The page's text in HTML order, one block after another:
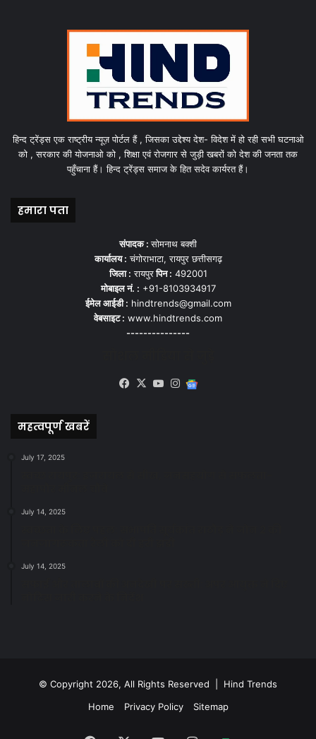
हिन्द ट्रेंड्स एक राष्ट्रीय न्यूज़ पोर्टल हैं , जिसका उद्देश्य देश- विदेश में हो रही सभी घटनाओ
को , सरकार की योजनाओ को , शिक्षा एवं रोजगार से जुड़ी खबरों को देश की जनता तक
पहुँचाना हैं। हिन्द ट्रेंड्स समाज के हित सदेव कार्यरत हैं।
हमारा पता
संपादक :सोमनाथ बक्शी
कार्यालय : चंगोराभाटा, रायपुर छत्तीसगढ़
जिला : रायपुरपिन : 492001
मोबाइल नं. : +91-8103934917
ईमेल आईडी : hindtrends@gmail.com
वेबसाइट : www.hindtrends.com
---------------
Facebook
X YouTubeInstagram
महत्वपूर्ण खबरें
July 17, 2025
July 14, 2025
July 14, 2025
© Copyright 2026, All Rights Reserved | Hind Trends
Home
Privacy Policy Sitemap